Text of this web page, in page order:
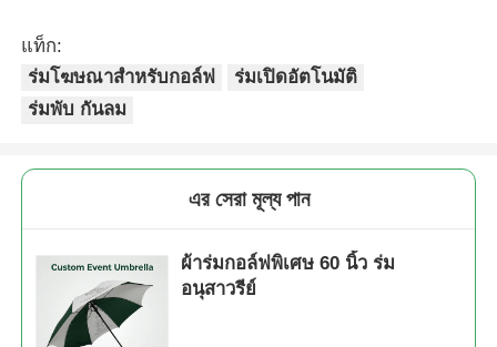
แท็ก:
ร่มโฆษณาสําหรับกอล์ฟ
ร่มเปิดอัตโนมัติ
ร่มพับ กันลม
এর সেরা মূল্য পান
ผ้าร่มกอล์ฟพิเศษ 60 นิ้ว ร่ม
อนุสาวรีย์